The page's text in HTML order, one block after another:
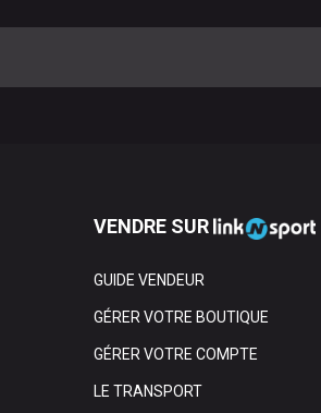
VENDRE SUR
GUIDE VENDEUR
GÉRER VOTRE BOUTIQUE
GÉRER VOTRE COMPTE
LE TRANSPORT